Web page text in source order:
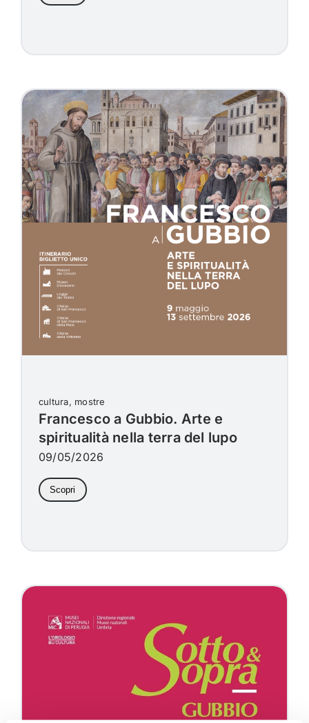
cultura, mostre
Francesco a Gubbio. Arte e
spiritualità nella terra del lupo
09/05/2026
Scopri